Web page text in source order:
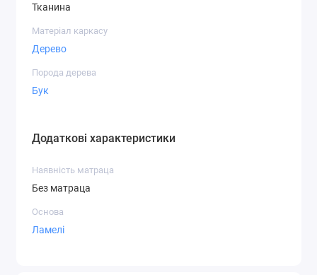
Тканина
Матеріал каркасу
Дерево
Порода дерева
Бук
Додаткові характеристики
Наявність матраца
Без матраца
Основа
Ламелі